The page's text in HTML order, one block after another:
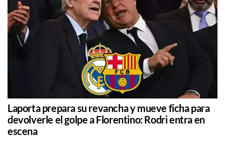
Laporta prepara su revancha y mueve ficha para
devolverle el golpe a Florentino: Rodri entra en
escena